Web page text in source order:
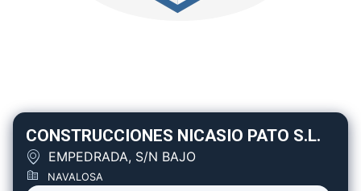
CONSTRUCCIONES NICASIO PATO S.L.
EMPEDRADA, S/N BAJO
NAVALOSA